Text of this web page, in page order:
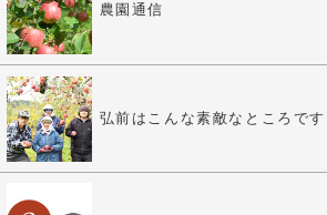
農園通信
弘前はこんな素敵なところです